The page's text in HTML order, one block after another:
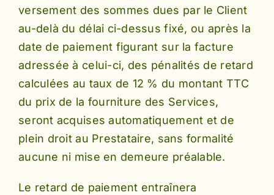
versement des sommes dues par le Client
au-delà du délai ci-dessus fixé, ou après la
date de paiement figurant sur la facture
adressée à celui-ci, des pénalités de retard
calculées au taux de 12 % du montant TTC
du prix de la fourniture des Services,
seront acquises automatiquement et de
plein droit au Prestataire, sans formalité
aucune ni mise en demeure préalable.
Le retard de paiement entraînera